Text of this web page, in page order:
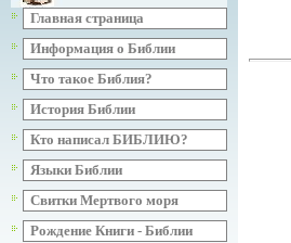
Главная страница
Информация о Библии
Что такое Библия?
История Библии
Кто написал БИБЛИЮ?
Языки Библии
Свитки Мертвого моря
Рождение Книги - Библии